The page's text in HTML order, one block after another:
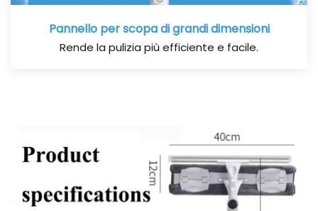
Pannello per scopa di grandi dimensioni
Rende la pulizia più efficiente e facile.